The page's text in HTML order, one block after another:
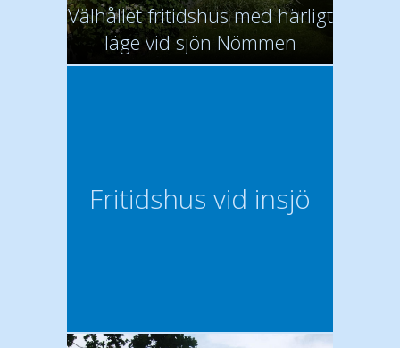
Välhållet fritidshus med härligt
läge vid sjön Nömmen
Fritidshus vid insjö